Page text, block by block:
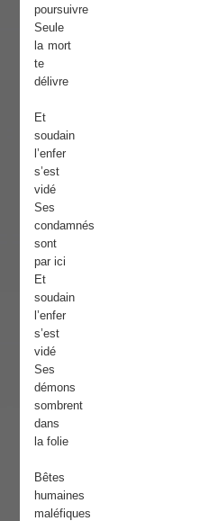
poursuivre
Seule
la mort
te
délivre
Et
soudain
l’enfer
s’est
vidé
Ses
condamnés
sont
par ici
Et
soudain
l’enfer
s’est
vidé
Ses
démons
sombrent
dans
la folie
Bêtes
humaines
maléfiques